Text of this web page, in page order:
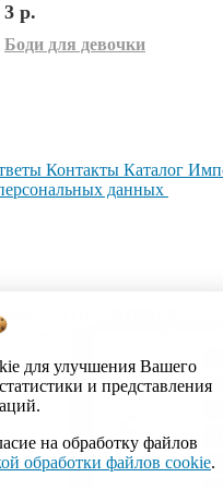
3 р.
Боди для девочки
для улучшения Вашего
и представления
на обработку файлов
обработки файлов cookie.
Контакты Каталог
данных
УНП 100008738.
17-518.